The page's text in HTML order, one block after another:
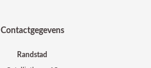
Contactgegevens
Randstad